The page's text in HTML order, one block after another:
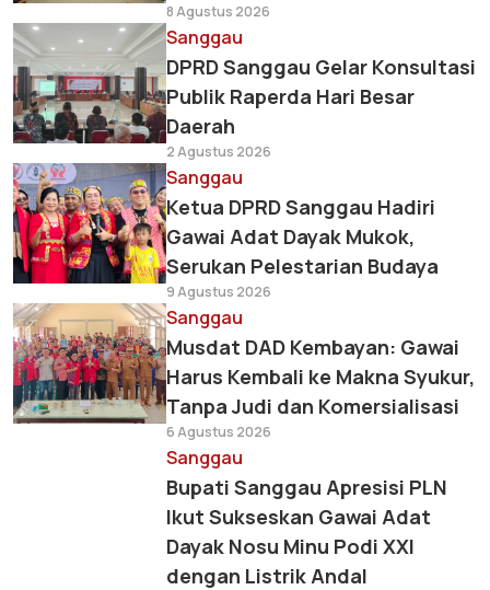
8 Agustus 2026
Sanggau
DPRD Sanggau Gelar Konsultasi
Publik Raperda Hari Besar
Daerah
2 Agustus 2026
Sanggau
Ketua DPRD Sanggau Hadiri
Gawai Adat Dayak Mukok,
Serukan Pelestarian Budaya
9 Agustus 2026
Sanggau
Musdat DAD Kembayan: Gawai
Harus Kembali ke Makna Syukur,
Tanpa Judi dan Komersialisasi
6 Agustus 2026
Sanggau
Bupati Sanggau Apresisi PLN
Ikut Sukseskan Gawai Adat
Dayak Nosu Minu Podi XXI
dengan Listrik Andal